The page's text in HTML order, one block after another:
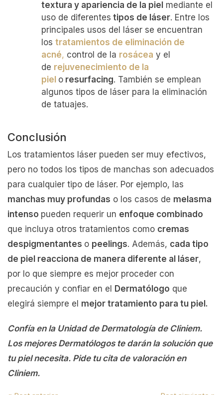
textura y apariencia de la piel mediante el
uso de diferentes tipos de láser. Entre los
principales usos del láser se encuentran
los tratamientos de eliminación de
acné, control de la rosácea y el
de rejuvenecimiento de la
piel o resurfacing. También se emplean
algunos tipos de láser para la eliminación
de tatuajes.
Conclusión
Los tratamientos láser pueden ser muy efectivos,
pero no todos los tipos de manchas son adecuados
para cualquier tipo de láser. Por ejemplo, las
manchas muy profundas o los casos de melasma
intenso pueden requerir un enfoque combinado
que incluya otros tratamientos como cremas
despigmentantes o peelings. Además, cada tipo
de piel reacciona de manera diferente al láser,
por lo que siempre es mejor proceder con
precaución y confiar en el
Dermatólogo que
elegirá siempre el mejor tratamiento para tu piel.
Confía en la Unidad de Dermatología de Cliniem.
Los mejores Dermatólogos te darán la solución que
tu piel necesita. Pide tu cita de valoración en
Cliniem.